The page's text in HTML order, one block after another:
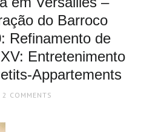
do Barroco
Refinamento de
Entretenimento
Appartements
2 COMMENTS